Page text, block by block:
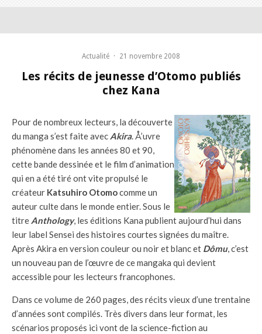
Actualité · 21 novembre 2008
Les récits de jeunesse d’Otomo publiés
chez Kana
Pour de nombreux lecteurs, la découverte
du manga s’est faite avec Akira. Å’uvre
phénomène dans les années 80 et 90,
cette bande dessinée et le film d’animation
qui en a été tiré ont vite propulsé le
créateur Katsuhiro Otomocomme un
auteur culte dans le monde entier. Sous le
titre Anthology, les éditions Kana publient aujourd’hui dans
leur label Sensei des histoires courtes signées du maître.
Après Akira en version couleur ou noir et blanc et Dômu, c’est
un nouveau pan de l’œuvre de ce mangaka qui devient
accessible pour les lecteurs francophones.
Dans ce volume de 260 pages, des récits vieux d’une trentaine
d’années sont compilés. Très divers dans leur format, les
scénarios proposés ici vont de la science-fiction au